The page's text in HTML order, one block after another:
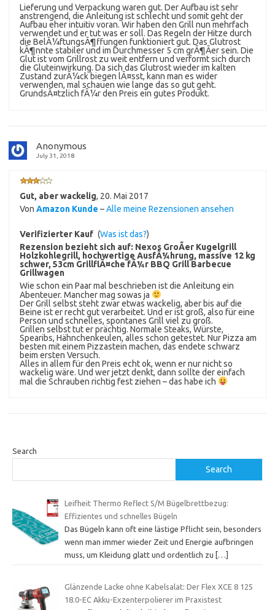
Lieferung und Verpackung waren gut. Der Aufbau ist sehr
anstrengend, die Anleitung ist schlecht und somit geht der
Aufbau eher intuitiv voran. Wir haben den Grill nun mehrfach
verwendet und er tut was er soll. Das Regeln der Hitze durch
die BelÃ¼ftungsÃ¶ffungen funktioniert gut. Das Glutrost
kÃ¶nnte stabiler und im Durchmesser 5 cm grÃ¶Ãer sein. Die
Glut ist vom Grillrost zu weit entfern und verformt sich durch
die Gluteinwirkung. Da sich das Glutrost wieder im kalten
Zustand zurÃ¼ck biegen lÃ¤sst, kann man es wider
verwenden, mal schauen wie lange das so gut geht.
GrundsÃ¤tzlich fÃ¼r den Preis ein gutes Produkt.
Anonymous
July 31, 2018
Gut, aber wackelig, 20. Mai 2017
Von Amazon Kunde –Alle meine Rezensionen ansehen
Verifizierter Kauf (Was ist das?)
Rezension bezieht sich auf: Nexos GroÃer Kugelgrill
Holzkohlegrill, hochwertige AusfÃ¼hrung, massive 12 kg
schwer, 53cm GrillflÃ¤che fÃ¼r BBQ Grill Barbecue
Grillwagen
Wie schon ein Paar mal beschrieben ist die Anleitung ein
Abenteuer. Mancher mag sowas ja
Der Grill selbst steht zwar etwas wackelig, aber bis auf die
Beine ist er recht gut verarbeitet. Und er ist groß, also für eine
Person und schnelles, spontanes Grill viel zu groß.
Grillen selbst tut er prächtig. Normale Steaks, Würste,
Spearibs, Hähnchenkeulen, alles schon getestet. Nur Pizza am
besten mit einem Pizzastein machen, das endete schwarz
beim ersten Versuch.
Alles in allem für den Preis echt ok, wenn er nur nicht so
wackelig wäre. Und wer jetzt denkt, dann sollte der einfach
mal die Schrauben richtig fest ziehen – das habe ich
Search
Search
Leifheit Thermo Reflect S/M Bügelbrettbezug:
Effizientes und schnelles Bügeln
Das Bügeln kann oft eine lästige Pflicht sein, besonders
wenn man immer wieder Zeit und Energie aufbringen
muss, um Kleidung glatt und ordentlich zu
[…]
Glänzende Lacke ohne Kabelsalat: Der Flex XCE 8 125
18.0-EC Akku-Exzenterpolierer im Praxistest